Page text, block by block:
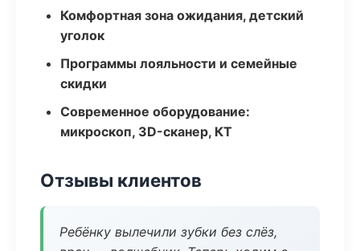
Комфортная зона ожидания, детский
уголок
Программы лояльности и семейные
скидки
Современное оборудование:
микроскоп, 3D-сканер, КТ
Отзывы клиентов
Ребёнку вылечили зубки без слёз,